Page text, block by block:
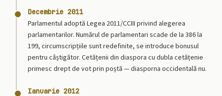
Decembrie 2011
Parlamentul adoptă Legea 2011/CCIII privind alegerea
parlamentarilor. Numărul de parlamentari scade de la 386 la
199, circumscripțiile sunt redefinite, se introduce bonusul
pentru câștigător. Cetățenii din diaspora cu dubla cetățenie
primesc drept de vot prin poștă — diasporna occidentală nu.
Ianuarie 2012